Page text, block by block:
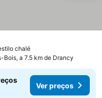
chalé
Bois, a 7.5 km de Drancy
Ver preços